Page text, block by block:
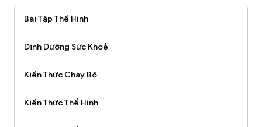
Bài Tập Thể Hình
Dinh Dưỡng Sức Khoẻ
Kiến Thức Chạy Bộ
Kiến Thức Thể Hình